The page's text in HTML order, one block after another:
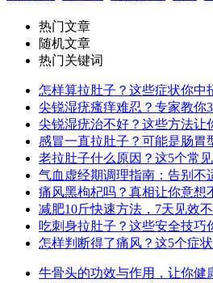
热门文章
随机文章
热门关键词
怎样算拉肚子？这些症状你中
尖锐湿疣瘙痒难忍？专家教你
尖锐湿疣治不好？这些方法让
感冒一直拉肚子？可能是肠胃
老拉肚子什么原因？这5个常
气血虚经期调理指南：告别不
痛风黑枸杞吗？真相让你意想
减肥10斤快速方法，7天见效不
吃刺身拉肚子？这些安全技巧
怎样判断得了痛风？这5个症
牛骨头的功效与作用，让你健